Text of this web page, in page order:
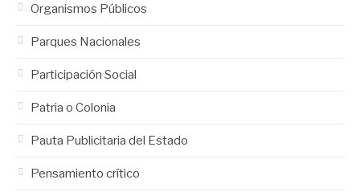
Organismos Públicos
Parques Nacionales
Participación Social
Patria o Colonia
Pauta Publicitaria del Estado
Pensamiento crítico